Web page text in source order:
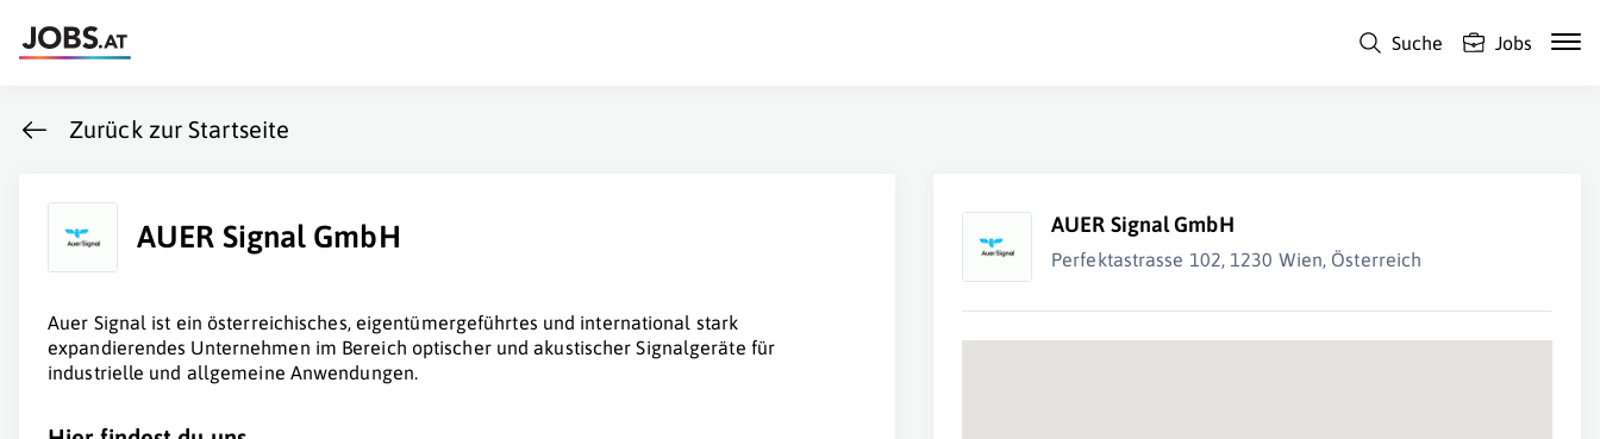
Suche Jobs
Zurück zur Startseite
AUER Signal GmbH
Auer Signal ist ein österreichisches, eigentümergeführtes und international stark
expandierendes Unternehmen im Bereich optischer und akustischer Signalgeräte für
industrielle und allgemeine Anwendungen.
AUER Signal GmbH
Perfektastrasse 102, 1230 Wien, Österreich